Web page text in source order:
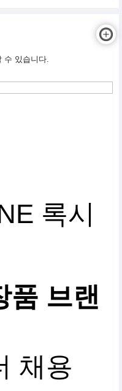
수 있습니다.
록시
품 브랜
채용